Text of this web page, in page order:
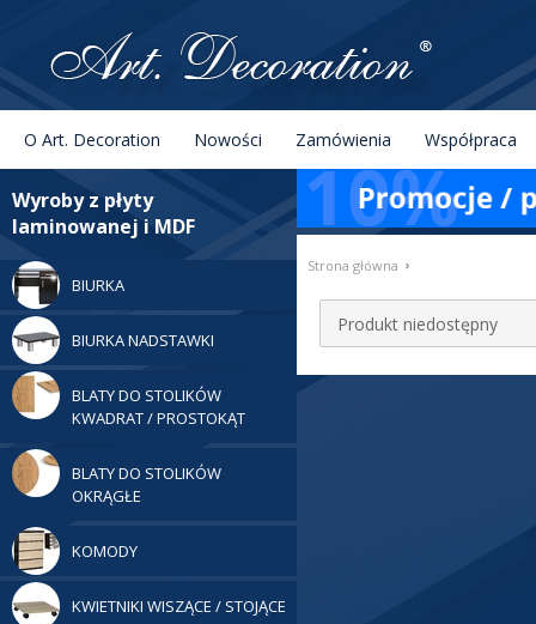
Menu
O Art. Decoration Nowości Zamówienia Współpraca
Szukaj
Wyroby z płyty
laminowanej i MDF
BIURKA
BIURKA NADSTAWKI
BLATY DO STOLIKÓW
KWADRAT / PROSTOKĄT
BLATY DO STOLIKÓW
OKRĄGŁE
KOMODY
KWIETNIKI WISZĄCE / STOJĄCE
Strona główna ›
Produkt niedostępny